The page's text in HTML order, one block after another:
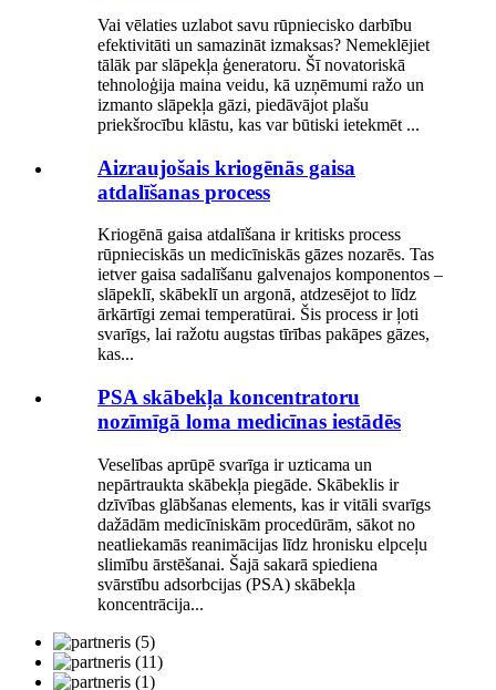
Vai vēlaties uzlabot savu rūpniecisko darbību
efektivitāti un samazināt izmaksas? Nemeklējiet
tālāk par slāpekļa ģeneratoru. Šī novatoriskā
tehnoloģija maina veidu, kā uzņēmumi ražo un
izmanto slāpekļa gāzi, piedāvājot plašu
priekšrocību klāstu, kas var būtiski ietekmēt ...
Aizraujošais kriogēnās gaisa
atdalīšanas process
Kriogēnā gaisa atdalīšana ir kritisks process
rūpnieciskās un medicīniskās gāzes nozarēs. Tas
ietver gaisa sadalīšanu galvenajos komponentos –
slāpeklī, skābeklī un argonā, atdzesējot to līdz
ārkārtīgi zemai temperatūrai. Šis process ir ļoti
svarīgs, lai ražotu augstas tīrības pakāpes gāzes,
kas...
PSA skābekļa koncentratoru
nozīmīgā loma medicīnas iestādēs
Veselības aprūpē svarīga ir uzticama un
nepārtraukta skābekļa piegāde. Skābeklis ir
dzīvības glābšanas elements, kas ir vitāli svarīgs
dažādām medicīniskām procedūrām, sākot no
neatliekamās reanimācijas līdz hronisku elpceļu
slimību ārstēšanai. Šajā sakarā spiediena
svārstību adsorbcijas (PSA) skābekļa
koncentrācija...